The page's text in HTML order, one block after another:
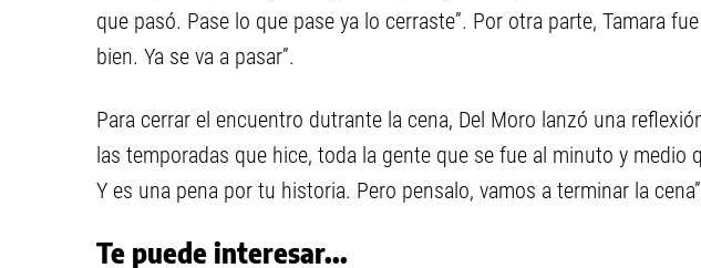
que pasó. Pase lo que pase ya lo cerraste”. Por otra parte, Tamara
bien. Ya se va a pasar”.
Para cerrar el encuentro dutrante la cena, Del Moro lanzó una
las temporadas que hice, toda la gente que se fue al minuto y medio
Y es una pena por tu historia. Pero pensalo, vamos a terminar la
Te puede interesar...